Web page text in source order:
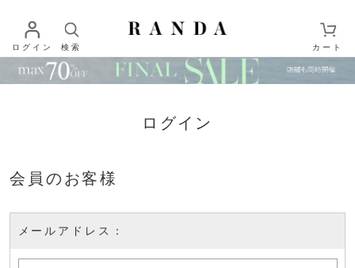
ログイン 検索 カート
ログイン
会員のお客様
メールアドレス：